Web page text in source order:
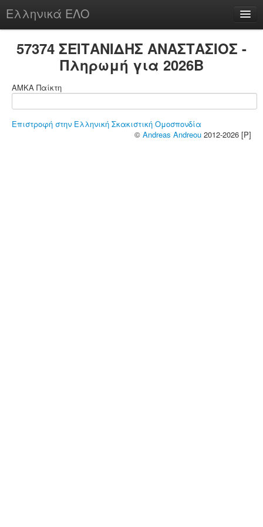
Ελληνικά ΕΛΟ
chesstu.be @ discord
57374 ΣΕΪΤΑΝΙΔΗΣ ΑΝΑΣΤΑΣΙΟΣ -
Πληρωμή για 2026B
ΑΜΚΑ Παίκτη
Επιστροφή στην Ελληνική Σκακιστική Ομοσπονδία
© Andreas Andreou 2012-2026 [P]